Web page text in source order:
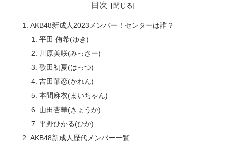
目次
AKB48新成人2023メンバー！センターは誰？
平田 侑希(ゆき)
川原美咲(みっさー)
歌田初夏(はっつ)
吉田華恋(かれん)
本間麻衣(まいちゃん)
山田杏華(きょうか)
平野ひかる(ひか)
AKB48新成人歴代メンバー一覧